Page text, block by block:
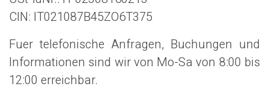
CIN: IT021087B45ZO6T375
Fuer telefonische Anfragen, Buchungen und
Informationen sind wir von Mo-Sa von 8:00 bis
12:00 erreichbar.